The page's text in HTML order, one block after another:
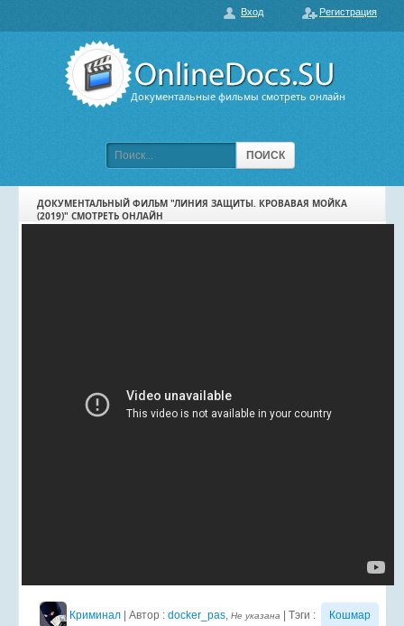
Документальные фильмы смотреть онлайн
ПОИСК
О нас
Вход Регистрация
ПОПУЛЯРНЫЕ
ПОДБОРКИ ФИЛЬМОВ
ДОКУМЕНТАЛЬНЫЙ ФИЛЬМ "ЛИНИЯ ЗАЩИТЫ. КРОВАВАЯ МОЙКА
(2019)" СМОТРЕТЬ ОНЛАЙН
Криминал | Автор : docker_pas, Не указана | Тэги : Кошмар